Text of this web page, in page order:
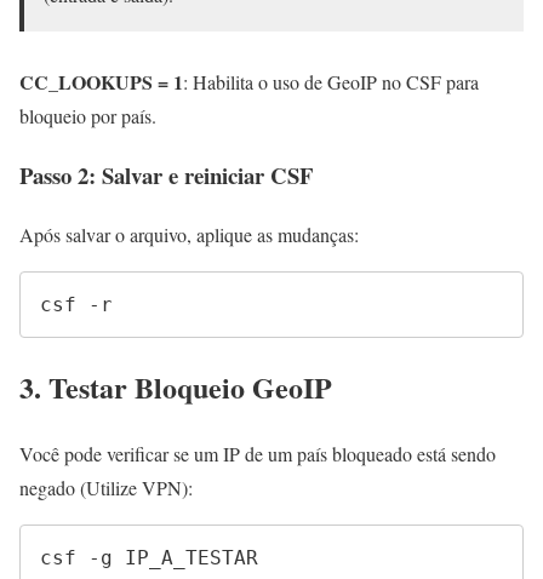
CC_LOOKUPS = 1: Habilita o uso de GeoIP no CSF para
bloqueio por país.
Passo 2: Salvar e reiniciar CSF
Após salvar o arquivo, aplique as mudanças:
csf -r
3. Testar Bloqueio GeoIP
Você pode verificar se um IP de um país bloqueado está sendo
negado (Utilize VPN):
csf -g IP_A_TESTAR